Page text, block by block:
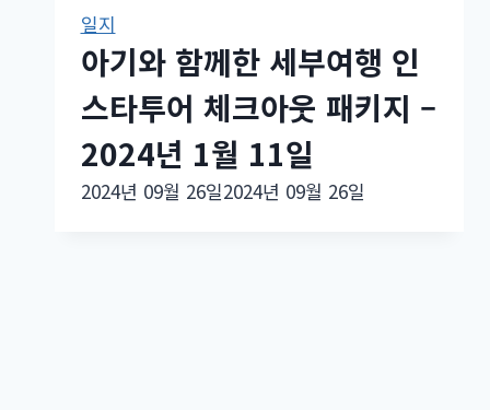
일지
아기와 함께한 세부여행 인
스타투어 체크아웃 패키지 –
2024년 1월 11일
2024년 09월 26일2024년 09월 26일